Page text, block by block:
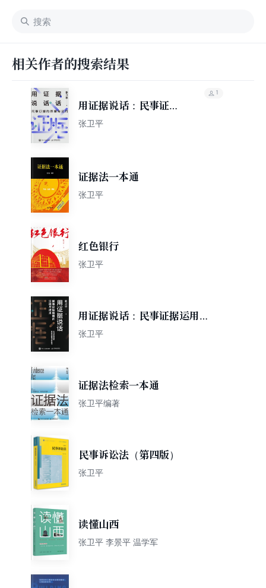
相关作者的搜索结果
用证据说话：民事证据
的原理与运用
张卫平
1
证据法一本通
张卫平
红色银行
张卫平
用证据说话：民事证据运用的
法律与技术
张卫平
证据法检索一本通
张卫平编著
民事诉讼法（第四版）
张卫平
读懂山西
张卫平 李景平 温学军